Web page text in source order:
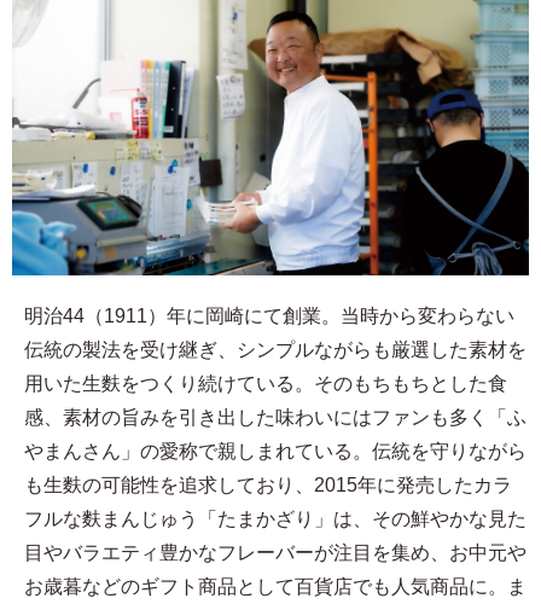
明治44（1911）年に岡崎にて創業。当時から変わらない
伝統の製法を受け継ぎ、シンプルながらも厳選した素材を
用いた生麩をつくり続けている。そのもちもちとした食
感、素材の旨みを引き出した味わいにはファンも多く「ふ
やまんさん」の愛称で親しまれている。伝統を守りながら
も生麩の可能性を追求しており、2015年に発売したカラ
フルな麩まんじゅう「たまかざり」は、その鮮やかな見た
目やバラエティ豊かなフレーバーが注目を集め、お中元や
お歳暮などのギフト商品として百貨店でも人気商品に。ま